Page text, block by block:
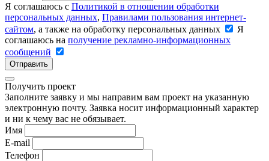
Я соглашаюсь с Политикой в отношении обработки
персональных данных, Правилами пользования интернет-
сайтом, а также на обработку персональных данных
Я
соглашаюсь на получение рекламно-информационных
сообщений
Отправить
Получить проект
Заполните заявку и мы направим вам проект на указанную
электронную почту. Заявка носит информационный характер
и ни к чему вас не обязывает.
Имя
E-mail
Телефон